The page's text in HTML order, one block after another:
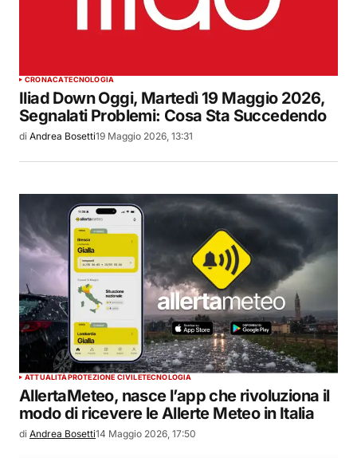
CRONACATECNOLOGIA
Iliad Down Oggi, Martedì 19 Maggio 2026,
Segnalati Problemi: Cosa Sta Succedendo
di Andrea Bosetti19 Maggio 2026, 13:31
ATTUALITÀPROTEZIONE CIVILETECNOLOGIA
AllertaMeteo, nasce l’app che rivoluziona il
modo di ricevere le Allerte Meteo in Italia
di Andrea Bosetti14 Maggio 2026, 17:50